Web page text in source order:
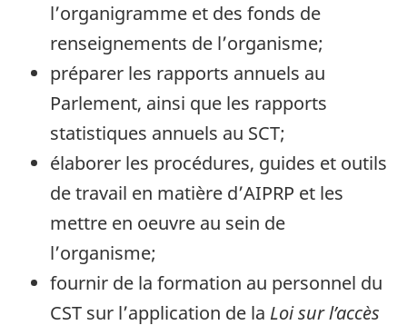
l’organigramme et des fonds de
renseignements de l’organisme;
préparer les rapports annuels au
Parlement, ainsi que les rapports
statistiques annuels au SCT;
élaborer les procédures, guides et outils
de travail en matière d’AIPRP et les
mettre en oeuvre au sein de
l’organisme;
fournir de la formation au personnel du
CST sur l’application de la Loi sur l’accès